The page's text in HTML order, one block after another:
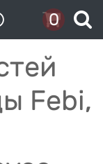
0
Febi,